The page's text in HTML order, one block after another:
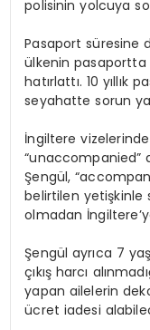
polisinin yolcuya
Pasaport süresine
ülkenin pasaportta
hatırlattı. 10 yıllık
seyahatte sorun
İngiltere
“unaccompanied”
Şengül, “
belirtilen yetişkinle
olmadan
Şengül ayrıca 7
çıkış harcı
yapan ailelerin
ücret iadesi